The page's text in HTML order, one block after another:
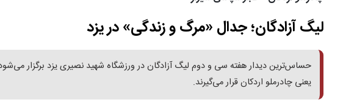
لیگ آزادگان؛ جدال «مرگ و زندگی» در یزد
حساس‌ترین دیدار هفته سی و دوم لیگ آزادگان در ورزشگاه شهید نصیری یزد برگزار
یعنی چادرملو اردکان قرار می‌گیرند.